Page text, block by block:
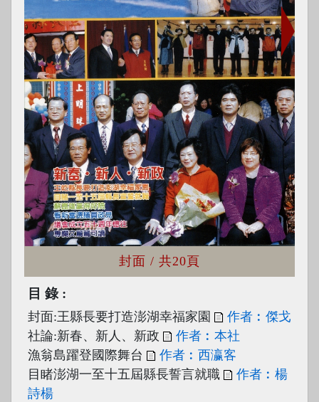
封面 / 共20頁
目錄
封面:王縣長要打造澎湖幸福家園
作者︰傑戈
社論:新春、新人、新政
作者︰本社
漁翁島躍登國際舞台
作者︰西瀛客
目睹澎湖一至十五屆縣長誓言就職
作者︰楊
詩楊